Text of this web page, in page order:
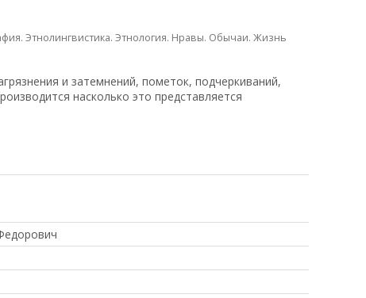
Этнолингвистика. Этнология. Нравы. Обычаи. Жизнь
и затемнений, пометок, подчеркиваний,
насколько это представляется